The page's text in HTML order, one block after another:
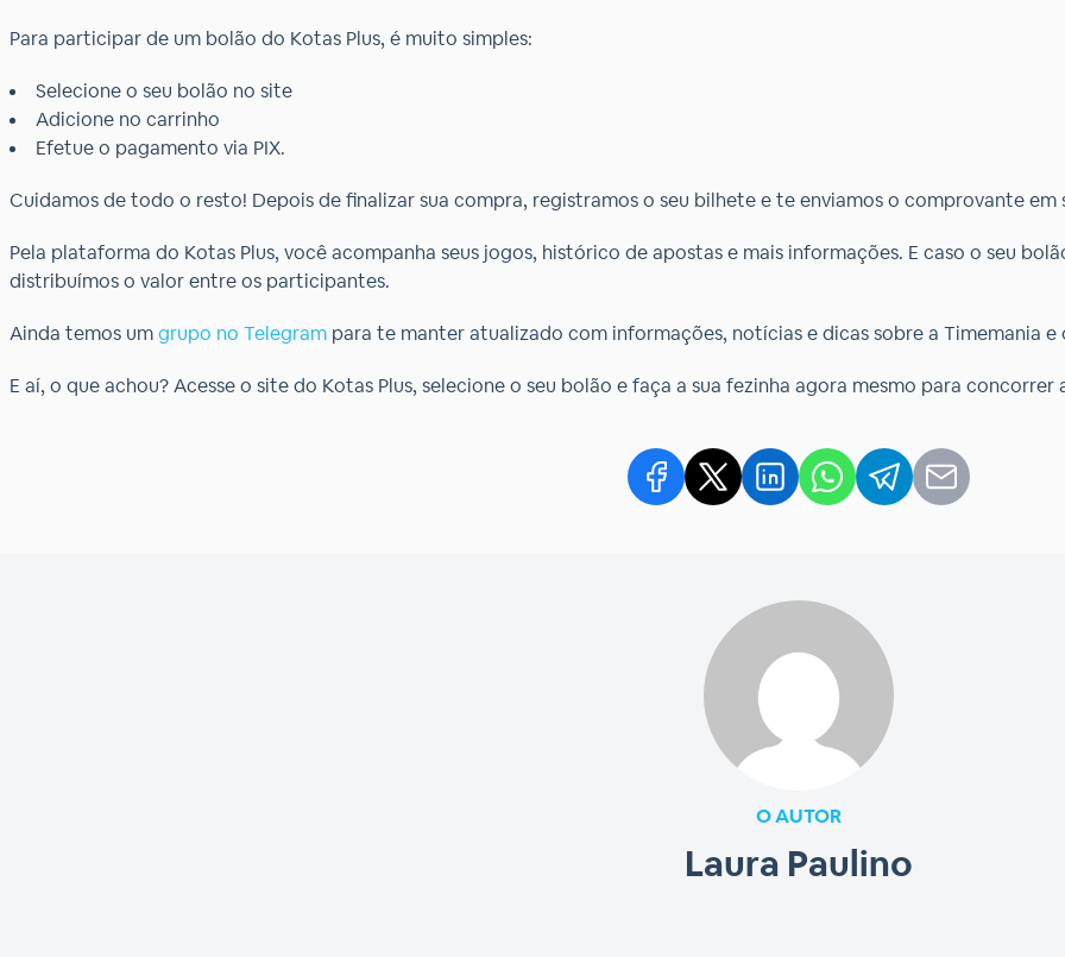
Para participar de um bolão do Kotas Plus, é muito simples:
Selecione o seu bolão no site
Adicione no carrinho
Efetue o pagamento via PIX.
Cuidamos de todo o resto! Depois de finalizar sua compra, registramos o seu bilhete e te enviamos o comprovante em
Pela plataforma do Kotas Plus, você acompanha seus jogos, histórico de apostas e mais informações. E caso o seu
distribuímos o valor entre os participantes.
Ainda temos umgrupo no Telegram para te manter atualizado com informações, notícias e dicas sobre a Timemania
E aí, o que achou? Acesse o site do Kotas Plus, selecione o seu bolão e faça a sua fezinha agora mesmo para concorrer
O AUTOR
Laura Paulino